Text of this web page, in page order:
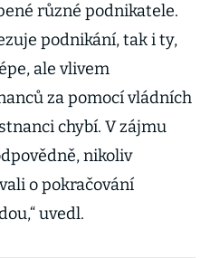
různé podnikatele.
podnikání, tak i ty,
ale vlivem
za pomocí vládních
chybí. V zájmu
nikoliv
o pokračování
uvedl.